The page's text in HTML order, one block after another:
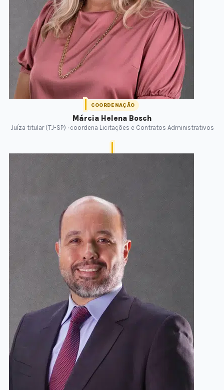
COORDENAÇÃO
Márcia Helena Bosch
Juíza titular (TJ-SP) · coordena Licitações e Contratos Administrativos